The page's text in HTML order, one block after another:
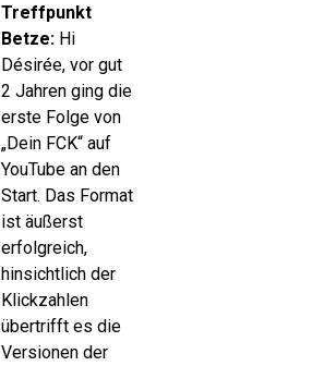
Treffpunkt
Betze:Hi
Désirée, vor gut
2 Jahren ging die
erste Folge von
„Dein FCK“ auf
YouTube an den
Start. Das Format
ist äußerst
erfolgreich,
hinsichtlich der
Klickzahlen
übertrifft es die
Versionen der